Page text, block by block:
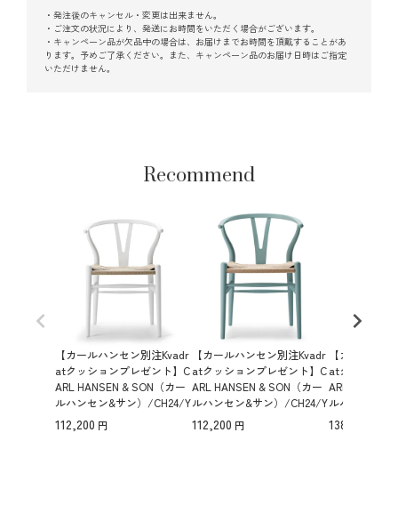
・発注後のキャンセル・変更は出来ません。
・ご注文の状況により、発送にお時間をいただく場合がございます。
・キャンペーン品が欠品中の場合は、お届けまでお時間を頂戴することがあ
ります。予めご了承ください。また、キャンペーン品のお届け日時はご指定
いただけません。
Recommend
【カールハンセン別注Kvadr
atクッションプレゼント】C
ARL HANSEN & SON（カー
ルハンセン&サン）/CH24/Y
チェア（ワイチェア）/ビー
チ材/SOFT NATURAL WHIT
112,200
【カールハンセン別注Kvadr
atクッションプレゼント】C
ARL HANSEN & SON（カー
ルハンセン&サン）/CH24/Y
チェア（ワイチェア）/ビー
チ材/SOFT by Ilse Crawfor
112,200
【カールハ
atクッション
ARL HANSEN
ルハンセン&
チェア（ワ
チ材/SOFT
138,600